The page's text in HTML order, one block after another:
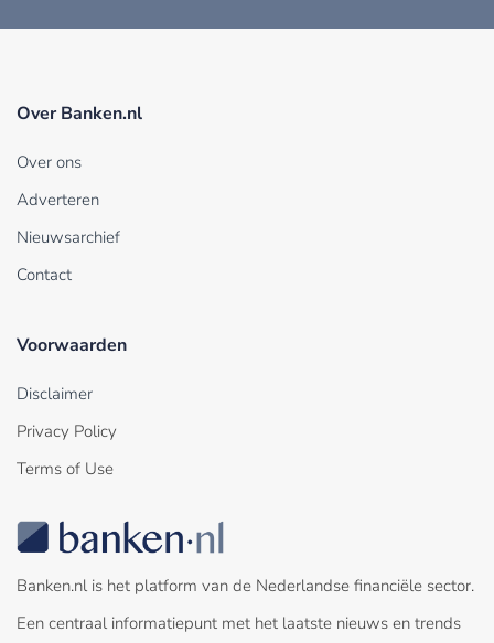
Over Banken.nl
Over ons
Adverteren
Nieuwsarchief
Contact
Voorwaarden
Disclaimer
Privacy Policy
Terms of Use
Banken.nl is het platform van de Nederlandse financiële sector.
Een centraal informatiepunt met het laatste nieuws en trends